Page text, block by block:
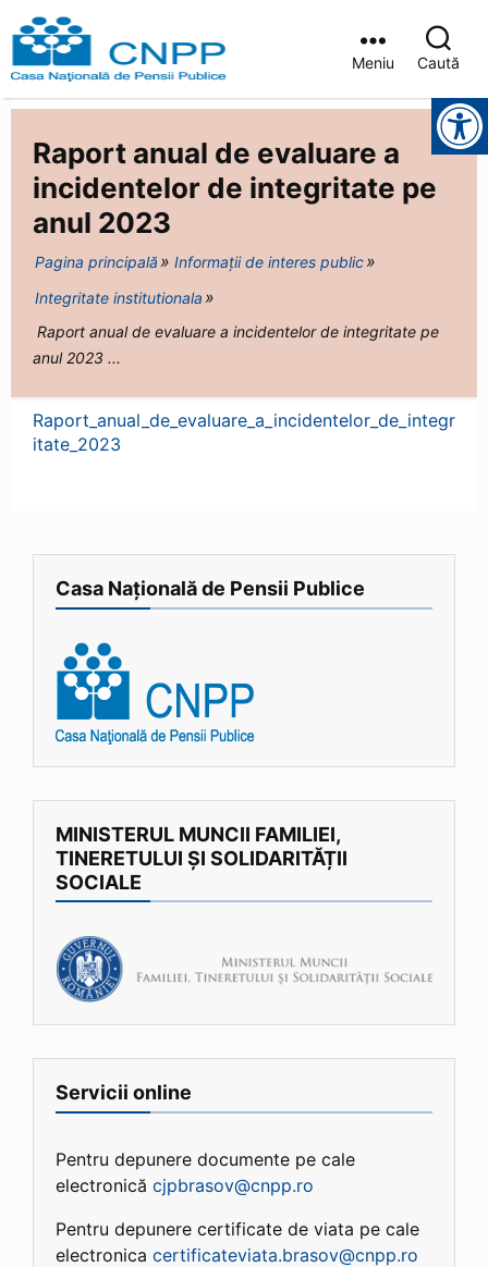
Județeană
Pensii
Brașov
Meniu Caută
Instrumente pentru accesibilitate
Raport anual de evaluare a
incidentelor de integritate pe
anul 2023
Pagina principală
Informații de interes public
Integritate institutionala
Raport anual de evaluare a incidentelor de integritate pe
anul 2023 ...
Raport_anual_de_evaluare_a_incidentelor_de_integr
itate_2023
Casa Națională de Pensii Publice
MINISTERUL MUNCII FAMILIEI,
TINERETULUI ȘI SOLIDARITĂȚII
SOCIALE
Servicii online
Pentru depunere documente pe cale
electronică cjpbrasov@cnpp.ro
Pentru depunere certificate de viata pe cale
electronica certificateviata.brasov@cnpp.ro